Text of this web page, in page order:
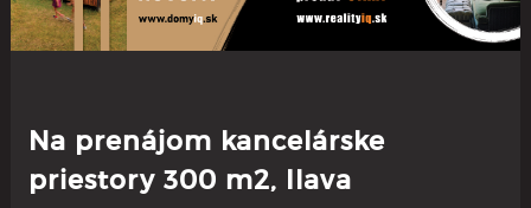
Na prenájom kancelárske
priestory 300 m2, Ilava